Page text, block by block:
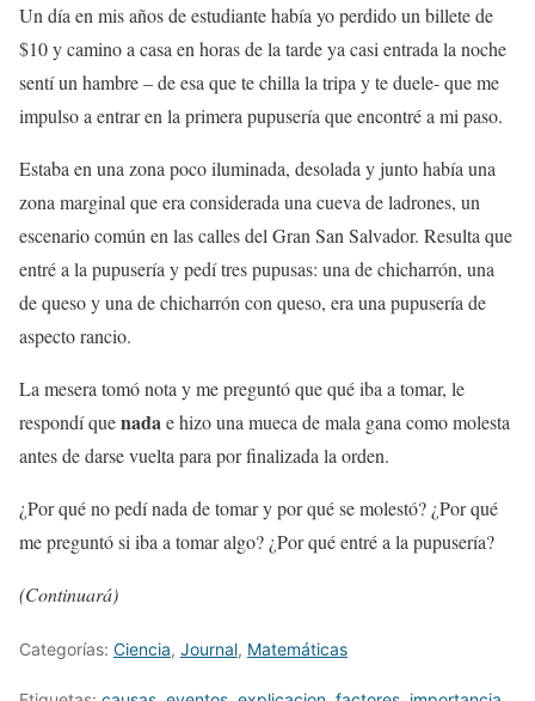
Un día en mis años de estudiante había yo perdido un billete de
$10 y camino a casa en horas de la tarde ya casi entrada la noche
sentí un hambre – de esa que te chilla la tripa y te duele- que me
impulso a entrar en la primera pupusería que encontré a mi paso.
Estaba en una zona poco iluminada, desolada y junto había una
zona marginal que era considerada una cueva de ladrones, un
escenario común en las calles del Gran San Salvador. Resulta que
entré a la pupusería y pedí tres pupusas: una de chicharrón, una
de queso y una de chicharrón con queso, era una pupusería de
aspecto rancio.
La mesera tomó nota y me preguntó que qué iba a tomar, le
respondí quenadae hizo una mueca de mala gana como molesta
antes de darse vuelta para por finalizada la orden.
¿Por qué no pedí nada de tomar y por qué se molestó? ¿Por qué
me preguntó si iba a tomar algo? ¿Por qué entré a la pupusería?
(Continuará)
Categorías: Ciencia, Journal, Matemáticas